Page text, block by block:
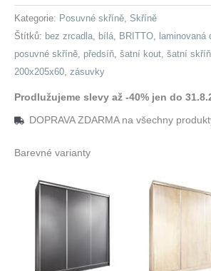
200
bílá
množství
Kategorie: Posuvné skříně, Skříně
Štítků: bez zrcadla, bílá, BRITTO, laminovaná
posuvné skříně, předsíň, šatní kout, šatní skříň
200x205x60, zásuvky
Prodlužujeme slevy až -40% jen do
DOPRAVA ZDARMA na všechny
Barevné varianty